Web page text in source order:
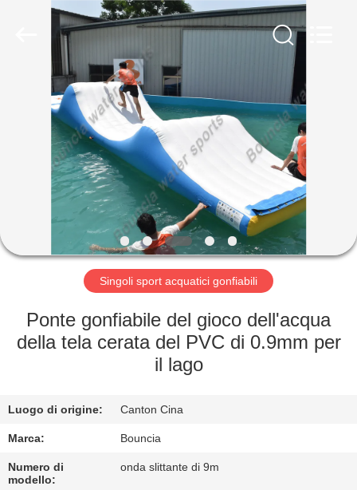
CASA
PRODOTTI
VIDEO
CIRCA
NOI
GIRO
DELLA
CONTROLLO
DI
QUALITÀ
Singoli sport acquatici gonfiabili
Ponte gonfiabile del gioco dell'acqua
della tela cerata del PVC di 0.9mm per
il lago
Luogo di origine: Canton Cina
Marca: Bouncia
Numero di
modello:
onda slittante di 9m